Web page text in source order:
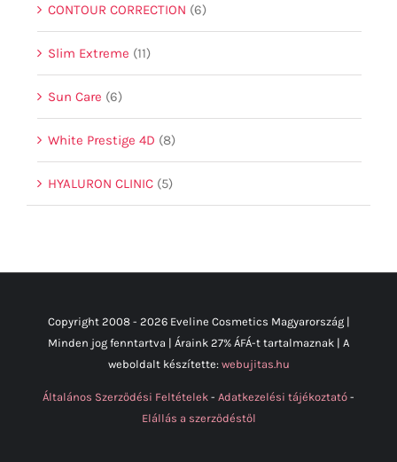
CONTOUR CORRECTION (6)
Slim Extreme (11)
Sun Care (6)
White Prestige 4D (8)
HYALURON CLINIC (5)
Copyright 2008 - 2026 Eveline Cosmetics Magyarország |
Minden jog fenntartva | Áraink 27% ÁFÁ-t tartalmaznak | A
weboldalt készítette: webujitas.hu
Általános Szerződési Feltételek - Adatkezelési tájékoztató -
Elállás a szerződéstől